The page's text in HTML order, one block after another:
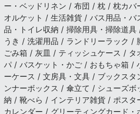
ー・ベッドリネン / 布団 / 枕 / 枕カバ
オルケット / 生活雑貨 / バス用品・バ
品・トイレ収納 / 掃除用具・掃除道
うき / 洗濯用品 / ランドリーラック /
ごみ箱 / 灰皿 / ティッシュケース / タ
パ / バスケット・かご / おもちゃ箱 /
ーケース / 文房具・文具 / ブックスタ
ンナーボックス / 傘立て / シューズボ
納 / 靴べら / インテリア雑貨 / ポスタ
カレンダー / グリーティングカード